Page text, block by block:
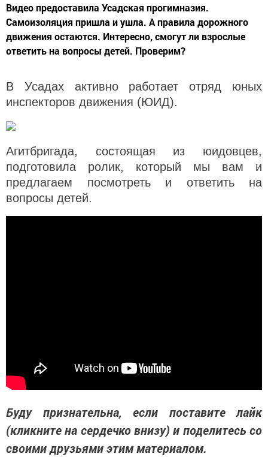
Видео предоставила Усадская прогимназия.
Самоизоляция пришла и ушла. А правила дорожного
движения остаются. Интересно, смогут ли взрослые
ответить на вопросы детей. Проверим?
В Усадах активно работает отряд юных
инспекторов движения (ЮИД).
Агитбригада, состоящая из юидовцев,
подготовила ролик, который мы вам и
предлагаем посмотреть и ответить на
вопросы детей.
Буду признательна, если поставите лайк
(кликните на сердечко внизу) и поделитесь со
своими друзьями этим материалом.